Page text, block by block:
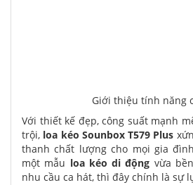
Giới thiệu tính năng
Với thiết kế đẹp, công suất mạnh
trội, loa kéo Sounbox T579 Plus
thanh chất lượng cho mọi gia
một mẫu loa kéo di động vừa
nhu cầu ca hát, thì đây chính là sự